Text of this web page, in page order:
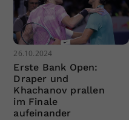
26.10.2024
Erste Bank Open:
Draper und
Khachanov prallen
im Finale
aufeinander